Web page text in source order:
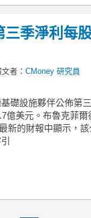
季淨利每
者： CMoney 研究員
礎設施夥伴公佈第
億美元。布魯克菲
新的財報中顯示，